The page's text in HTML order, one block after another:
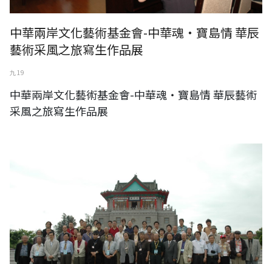
中華兩岸文化藝術基金會-中華魂‧寶島情 華辰
藝術采風之旅寫生作品展
九 19
中華兩岸文化藝術基金會-中華魂‧寶島情 華辰藝術
采風之旅寫生作品展